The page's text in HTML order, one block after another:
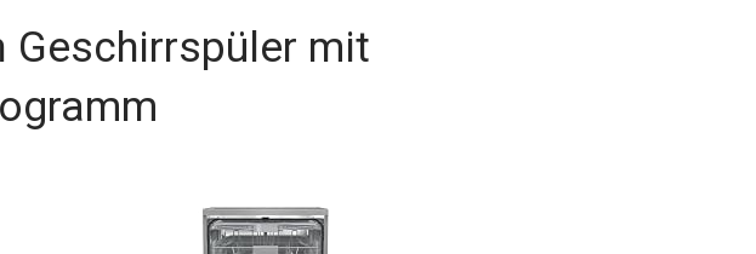
Geschirrspüler mit